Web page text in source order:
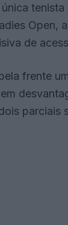
Open,
de
frente